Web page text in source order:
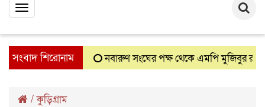
Toggle
সংবাদ শিরোনাম
নবারুণ সংঘের পক্ষ থেকে এমপি মুজিবুর রহমান
/কুড়িগ্রাম